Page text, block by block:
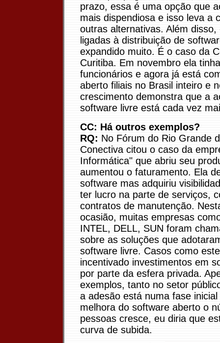
prazo, essa é uma opção que
mais dispendiosa e isso leva a
outras alternativas. Além disso,
ligadas à distribuição de
expandido muito. É o caso da
Curitiba. Em novembro ela
funcionários e agora já está
aberto filiais no Brasil inteiro e
crescimento demonstra que a
software livre está cada vez
CC: Há outros exemplos?
RQ: No Fórum do Rio Grande
Conectiva citou o caso da
Informática" que abriu seu
aumentou o faturamento. Ela
software mas adquiriu
ter lucro na parte de serviços,
contratos de manutenção.
ocasião, muitas empresas
INTEL, DELL, SUN foram
sobre as soluções que
software livre. Casos como
incentivado investimentos em
por parte da esfera privada.
exemplos, tanto no setor
a adesão está numa fase
melhora do software aberto o
pessoas cresce, eu diria que
curva de subida.